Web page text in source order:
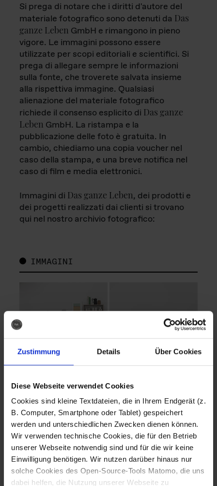
Zustimmung Details Über Cookies
Diese Webseite verwendet Cookies
Cookies sind kleine Textdateien, die in Ihrem Endgerät (z.
B. Computer, Smartphone oder Tablet) gespeichert
werden und unterschiedlichen Zwecken dienen können.
Wir verwenden technische Cookies, die für den Betrieb
unserer Webseite notwendig sind und für die wir keine
Einwilligung benötigen. Wir nutzen darüber hinaus nur
solche Cookies des Open-Source-Tools Matomo, die uns
dabei helfen, die Nutzung unserer Webseite zu
Si prega di notare che i diritti d'autore del
materiale fotografico sono detenuti da Das
ganze Leben GmbH e rimangono in pieno
vigore. Le immagini possono essere
utilizzate per scopi editoriali e scientifici. Si
prega di allegare sempre le informazioni
sulla fonte, che troverete salvata insieme
alla rispettiva immagine. Qualsiasi
alienazione del materiale fotografico
richiede il consenso esplicito di Das ganze
Leben GmbH. La ristampa e la
pubblicazione delle foto è gratuita. In
cambio, chiediamo una copia voucher nel
caso della stampa, e una breve notifica nel
caso di film e media elettronici.
Immagini di Das ganze Leben, dei prodotti e
dei progetti realizzati dai clienti si trovano
qui nel nostro archivio fotografico:
IMMAGINI
Fotografo: Lorenz
Sternbach
Download
Fotografo: Lorenz
Sternbach
Download